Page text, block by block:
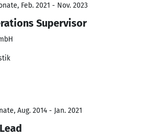
Feb. 2021 - Nov. 2023
Supervisor
Aug. 2014 - Jan. 2021